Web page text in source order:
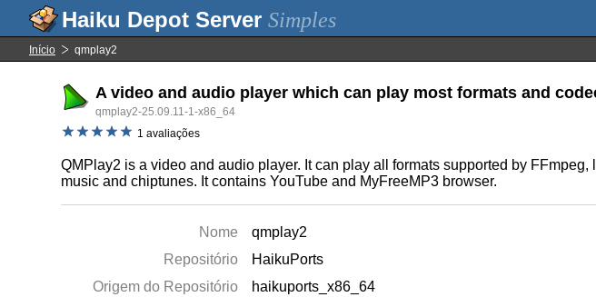
Simples
Início qmplay2
A video and audio player which can play most formats and
qmplay2-25.09.11-1-x86_64
1 avaliações
QMPlay2 is a video and audio player. It can play all formats supported by
music and chiptunes. It contains YouTube and MyFreeMP3 browser.
Nome
qmplay2
Repositório
HaikuPorts
Origem do Repositório
haikuports_x86_64